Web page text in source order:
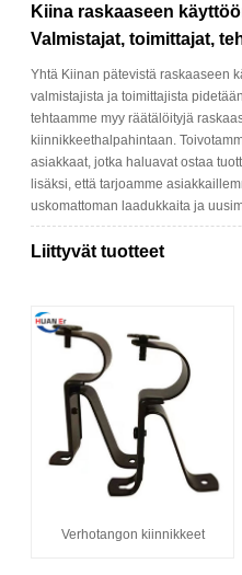
Kiina raskaaseen
Valmistajat, toimittajat,
Yhtä Kiinan pätevistä raskaaseen
valmistajista ja toimittajista
tehtaamme myy räätälöityjä
kiinnikkeethalpahintaan.
asiakkaat, jotka haluavat ostaa
lisäksi, että tarjoamme
uskomattoman laadukkaita ja
Liittyvät tuotteet
Verhotangon kiinnikkeet